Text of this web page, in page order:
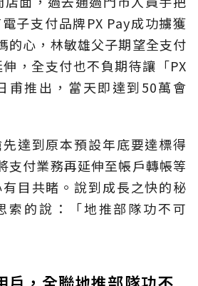
子支付品牌PX Pay成功擄獲
的心，林敏雄父子期望全支付
，全支付也不負期待讓「PX
甫推出，當天即達到50萬會
達到原本預設年底要達標得
支付業務再延伸至帳戶轉帳等
目共睹。說到成長之快的秘
索的說：「地推部隊功不可